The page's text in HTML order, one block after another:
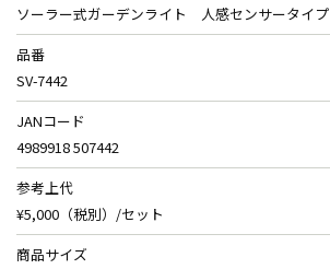
ソーラー式ガーデンライト 人感センサータイプ
品番
SV-7442
JANコード
4989918 507442
参考上代
¥5,000（税別）/セット
商品サイズ